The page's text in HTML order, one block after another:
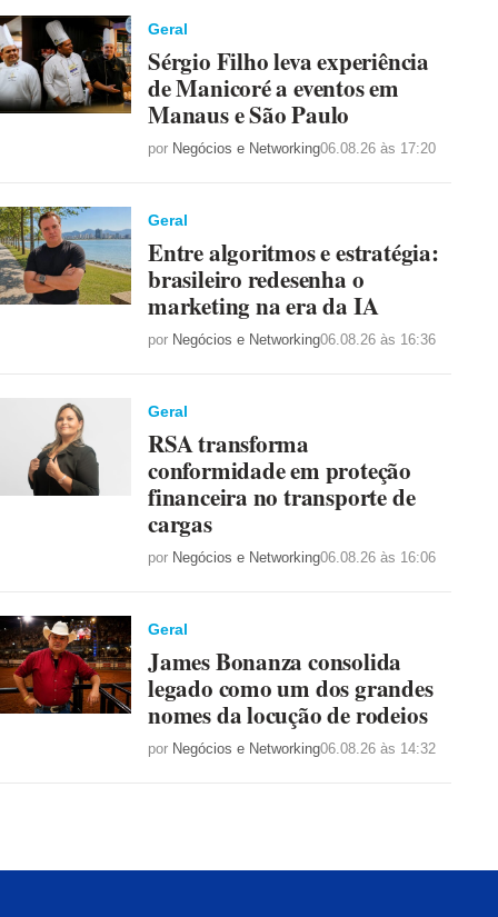
Geral
Sérgio Filho leva experiência
de Manicoré a eventos em
Manaus e São Paulo
por Negócios e Networking06.08.26 às 17:20
Geral
Entre algoritmos e estratégia:
brasileiro redesenha o
marketing na era da IA
por Negócios e Networking06.08.26 às 16:36
Geral
RSA transforma
conformidade em proteção
financeira no transporte de
cargas
por Negócios e Networking06.08.26 às 16:06
Geral
James Bonanza consolida
legado como um dos grandes
nomes da locução de rodeios
por Negócios e Networking06.08.26 às 14:32